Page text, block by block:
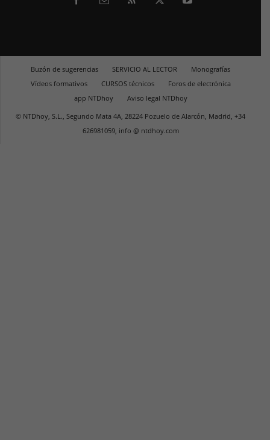
Buzón de sugerencias SERVICIO AL LECTOR
Monografías
Vídeos formativos
CURSOS técnicos
Foros de electrónica
app NTDhoy
Aviso legal NTDhoy
© NTDhoy, S.L., Segundo Mata 4A, 28224 Pozuelo de Alarcón, Madrid, +34
626981059, info @ ntdhoy.com